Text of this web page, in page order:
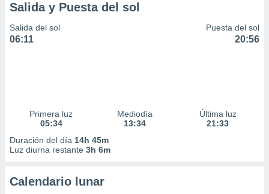
Salida y Puesta del sol
Salida del sol
06:11
Puesta del sol
20:56
Primera luz
05:34
Mediodía
13:34
Última luz
21:33
Duración del día 14h 45m
Luz diurna restante 3h 6m
Calendario lunar